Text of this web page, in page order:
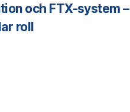
och FTX-system –
roll